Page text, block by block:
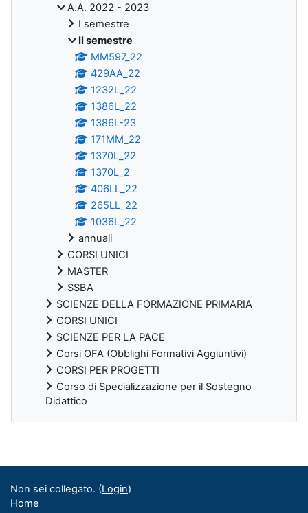
A.A. 2022 - 2023
I semestre
II semestre
MM597_22
429AA_22
1232L_22
1386L_22
1386L-23
171MM_22
1370L_22
1370L_2
406LL_22
265LL_22
1036L_22
annuali
CORSI UNICI
MASTER
SSBA
SCIENZE DELLA FORMAZIONE PRIMARIA
CORSI UNICI
SCIENZE PER LA PACE
Corsi OFA (Obblighi Formativi Aggiuntivi)
CORSI PER PROGETTI
Corso di Specializzazione per il Sostegno
Didattico
Non sei collegato. (Login)
Home